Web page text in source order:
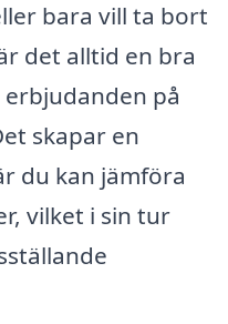
bara vill ta bort
det alltid en bra
på
skapar en
du kan jämföra
vilket i sin tur